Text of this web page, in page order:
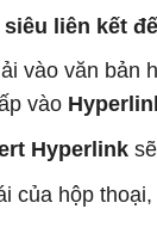
liên kết
vào văn bản
vào
Hyperlink
của hộp